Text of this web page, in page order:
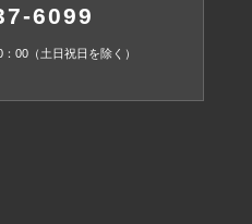
6099
00（土日祝日を除く）